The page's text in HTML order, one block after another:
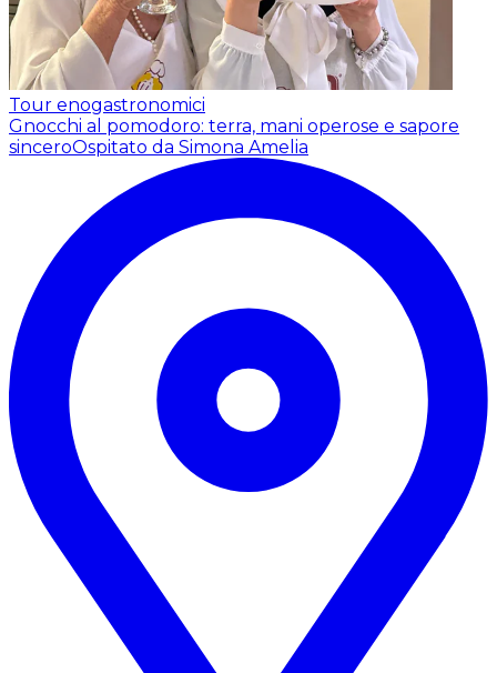
Tour enogastronomici
Gnocchi al pomodoro: terra, mani operose e sapore
sinceroOspitato da Simona Amelia